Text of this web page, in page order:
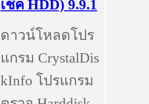
เช็ค HDD) 9.9.1
ดาวน์โหลดโปร
แกรม CrystalDis
kInfo โปรแกรม